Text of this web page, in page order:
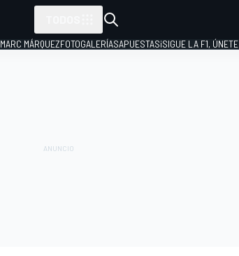
MARC MÁRQUEZFOTOGALERÍASAPUESTAS¡SIGUE LA F1,